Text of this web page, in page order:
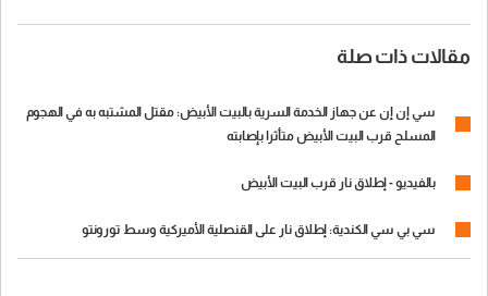
مقالات ذات صلة
سي إن إن عن جهاز الخدمة السرية بالبيت الأبيض: مقتل المشتبه به في الهجوم
المسلح قرب البيت الأبيض متأثرا بإصابته
بالفيديو - إطلاق نار قرب البيت الأبيض
سي بي سي الكندية: إطلاق نار على القنصلية الأميركية وسط تورونتو